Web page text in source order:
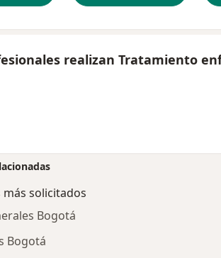
realizan Tratamiento
más solicitados
Bogotá
Bogotá